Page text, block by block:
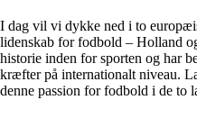
I dag vil vi dykke ned i to
lidenskab for fodbold – Holland
historie inden for sporten og har
kræfter på internationalt niveau.
denne passion for fodbold i de to